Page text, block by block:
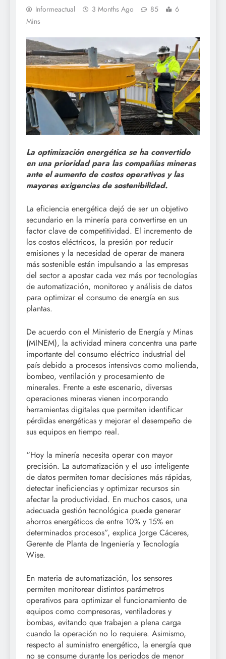
Informeactual 3 Months Ago 85
6
Mins
La optimización energética se ha convertido
en una prioridad para las compañías mineras
ante el aumento de costos operativos y las
mayores exigencias de sostenibilidad.
La eficiencia energética dejó de ser un objetivo
secundario en la minería para convertirse en un
factor clave de competitividad. El incremento de
los costos eléctricos, la presión por reducir
emisiones y la necesidad de operar de manera
más sostenible están impulsando a las empresas
del sector a apostar cada vez más por tecnologías
de automatización, monitoreo y análisis de datos
para optimizar el consumo de energía en sus
plantas.
De acuerdo con el Ministerio de Energía y Minas
(MINEM), la actividad minera concentra una parte
importante del consumo eléctrico industrial del
país debido a procesos intensivos como molienda,
bombeo, ventilación y procesamiento de
minerales. Frente a este escenario, diversas
operaciones mineras vienen incorporando
herramientas digitales que permiten identificar
pérdidas energéticas y mejorar el desempeño de
sus equipos en tiempo real.
“Hoy la minería necesita operar con mayor
precisión. La automatización y el uso inteligente
de datos permiten tomar decisiones más rápidas,
detectar ineficiencias y optimizar recursos sin
afectar la productividad. En muchos casos, una
adecuada gestión tecnológica puede generar
ahorros energéticos de entre 10% y 15% en
determinados procesos”, explica Jorge Cáceres,
Gerente de Planta de Ingeniería y Tecnología
Wise.
En materia de automatización, los sensores
permiten monitorear distintos parámetros
operativos para optimizar el funcionamiento de
equipos como compresoras, ventiladores y
bombas, evitando que trabajen a plena carga
cuando la operación no lo requiere. Asimismo,
respecto al suministro energético, la energía que
no se consume durante los periodos de menor